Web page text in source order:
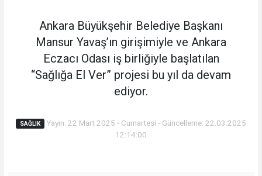
Ankara Büyükşehir Belediye Başkanı
Mansur Yavaş’ın girişimiyle ve Ankara
Eczacı Odası iş birliğiyle başlatılan
“Sağlığa El Ver” projesi bu yıl da devam
ediyor.
SAĞLIK Yayın: 22 Mart 2025 - Cumartesi - Güncelleme: 22.03.2025
12:14:00